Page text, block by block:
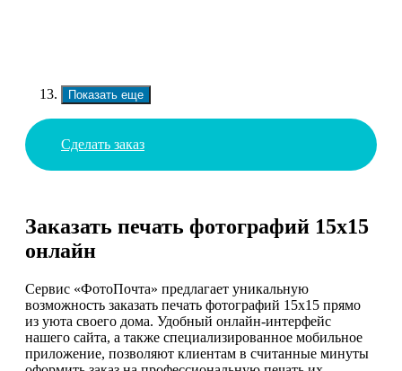
Показать еще
Сделать заказ
Заказать печать фотографий 15х15
онлайн
Сервис «ФотоПочта» предлагает уникальную
возможность заказать печать фотографий 15х15 прямо
из уюта своего дома. Удобный онлайн-интерфейс
нашего сайта, а также специализированное мобильное
приложение, позволяют клиентам в считанные минуты